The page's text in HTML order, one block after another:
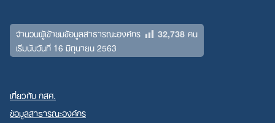
จำนวนผู้เข้าชมข้อมูลสาธารณะองค์กร 32,738คน
เริ่มนับวันที่ 16 มิถุนายน 2563
เกี่ยวกับ กสศ.
ข้อมูลสาธารณะองค์กร